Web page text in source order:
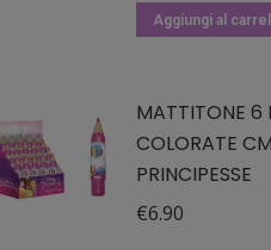
Aggiungi al
MATTITONE 6
COLORATE
PRINCIPESSE
€6.90